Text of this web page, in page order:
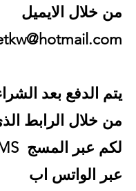
من خلال الايميل
يتم الدفع بعد
من خلال الرابط
عبر الواتس اب